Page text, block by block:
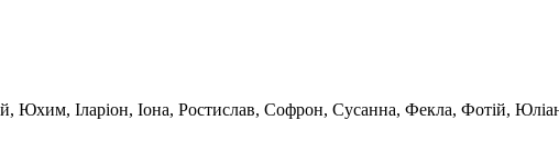
Юхим, Іларіон, Іона, Ростислав, Софрон, Сусанна, Фекла, Фотій,